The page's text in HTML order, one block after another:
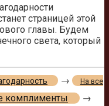
страницей этой
главы. Будем
света, который
→ На все
комплименты →